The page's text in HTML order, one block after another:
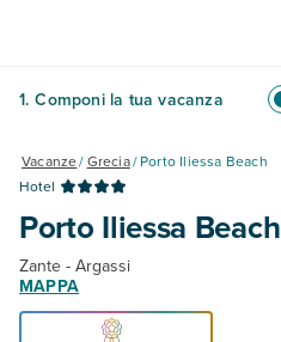
1. Componi la tua vacanza
Vacanze/Grecia/Porto Iliessa Beach
Hotel
Porto Iliessa Beach
Zante - Argassi
MAPPA